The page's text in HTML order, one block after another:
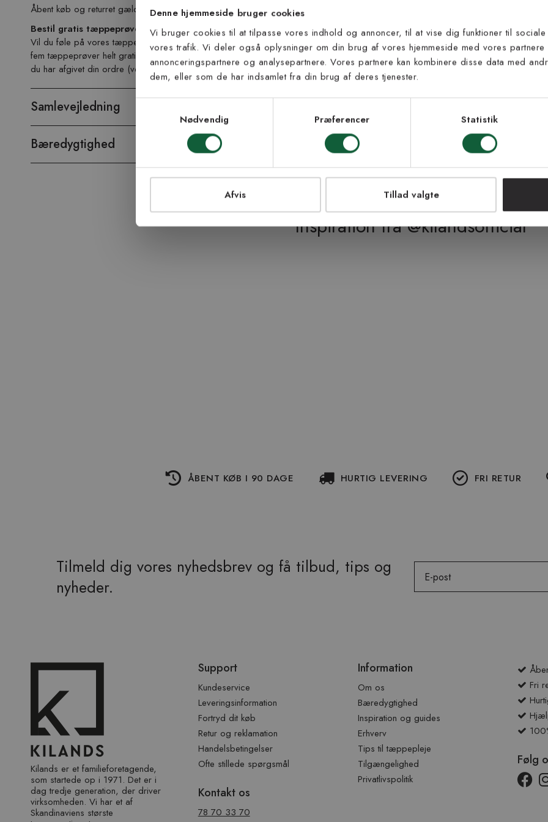
Denne hjemmeside bruger cookies
Vi bruger cookies til at tilpasse vores indhold og annoncer, til at vise dig funktioner til
vores trafik. Vi deler også oplysninger om din brug af vores hjemmeside med vores
annonceringspartnere og analysepartnere. Vores partnere kan kombinere disse data med
dem, eller som de har indsamlet fra din brug af deres tjenester.
Nødvendig
Præferencer Statistik
Afvis Tillad valgte
Åbent køb og returret gælder ikke da tæppet skæres til på mål.
Bestil gratis tæppeprøve!
Vil du føle på vores tæpper, før du beslutter dig? Vi tilbyder dig muligheden for at bestille op til
fem tæppeprøver helt gratis. Portoen er 59 kr pr. bestilling, men dette beløb refunderer vi, når
du har afgivet din ordre (ved brug af den medfølgende rabatkode). Find det rette tæppe til dig!
Samlevejledning
Bæredygtighed
Inspiration fra @kilandsofficial
ÅBENT KØB I 90 DAGE HURTIG LEVERING FRI RETUR
Tilmeld dig vores nyhedsbrev og få tilbud, tips og
nyheder.
over
Kilands er et familieforetagende,
som startede op i 1971. Det er i
dag tredje generation, der driver
virksomheden. Vi har et af ​​
Skandinaviens største
Support
Kundeservice
Leveringsinformation
Fortryd dit køb
Retur og reklamation
Handelsbetingelser
Ofte stillede spørgsmål
Kontakt os
78 70 33 70
Information
Om os
Bæredygtighed
Inspiration og guides
Erhverv
Tips til tæppepleje
Tilgængelighed
Privatlivspolitik
Fri
Følg
Vær blandt de første til at modtage vores tilbud,
E-mail
NEJ TAK!